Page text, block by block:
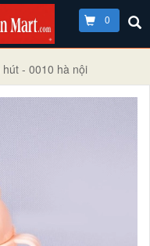
0
hút - 0010 hà nội